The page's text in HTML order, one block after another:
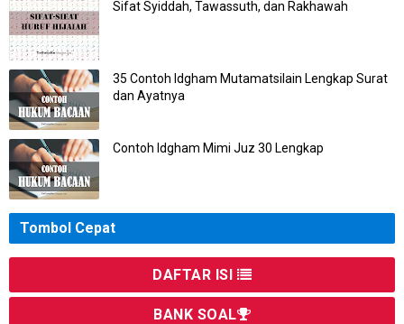
Sifat Syiddah, Tawassuth, dan Rakhawah
35 Contoh Idgham Mutamatsilain Lengkap Surat
dan Ayatnya
Contoh Idgham Mimi Juz 30 Lengkap
Tombol Cepat
DAFTAR ISI
BANK SOAL